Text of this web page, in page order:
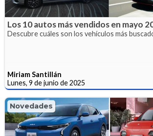
Los 10 autos más vendidos en mayo
Descubre cuáles son los vehículos más
Miriam Santillán
Lunes, 9 de junio de 2025
Novedades